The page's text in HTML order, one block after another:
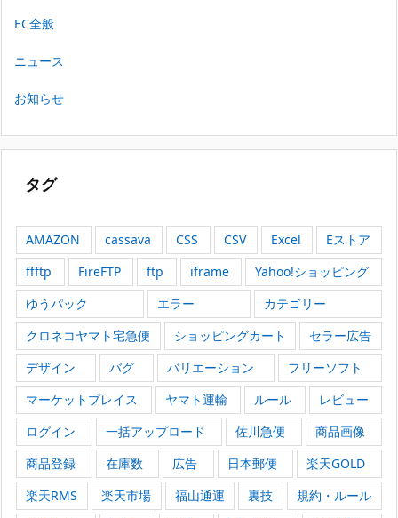
EC全般
ニュース
お知らせ
タグ
AMAZON cassava CSS CSV Excel
Eストア
ffftp
FireFTP ftp iframe
Yahoo!ショッピング
ゆうパック
エラー
カテゴリー
クロネコヤマト宅急便
ショッピングカート
セラー広告
デザイン
バグ バリエーション
フリーソフト
マーケットプレイス
ヤマト運輸 ルール
レビュー
ログイン
一括アップロード 佐川急便
商品画像
商品登録
在庫数 広告 日本郵便
楽天GOLD
楽天RMS
楽天市場 福山通運 裏技
規約・ルール